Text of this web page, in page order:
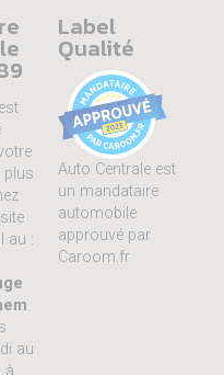
plus
au :
.
au
à
Label
Qualité
Auto Centrale est
un mandataire
automobile
approuvé par
Caroom.fr